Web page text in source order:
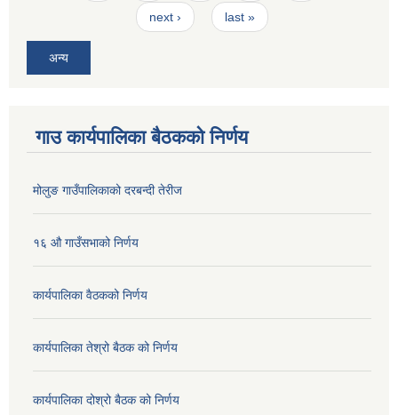
next › last »
अन्य
गाउ कार्यपालिका बैठकको निर्णय
मोलुङ गाउँपालिकाको दरबन्दी तेरीज
१६ औ गाउँसभाको निर्णय
कार्यपालिका वैठकको निर्णय
कार्यपालिका तेश्रो बैठक को निर्णय
कार्यपालिका दोश्रो बैठक को निर्णय